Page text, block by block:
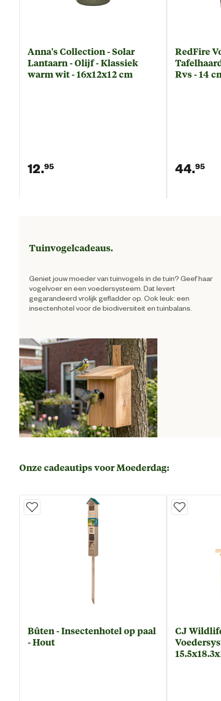
Anna's Collection - Solar
Lantaarn - Olijf - Klassiek
warm wit - 16x12x12 cm
12.95
Huidige prijs € 12,95
RedFire
Rvs - 14
44.95
Tuinvogelcadeaus.
Geniet jouw moeder van tuinvogels in de tuin? Geef haar
vogelvoer en een voedersysteem. Dat levert
gegarandeerd vrolijk gefladder op. Ook leuk: een
insectenhotel voor de biodiversiteit en tuinbalans.
Onze cadeautips voor Moederdag:
Bûten - Insectenhotel op paal
- Hout
CJ